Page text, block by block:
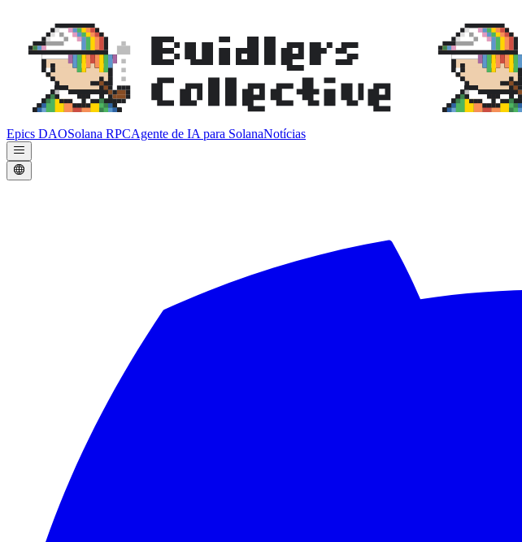
Epics DAOSolana RPCAgente de IA para SolanaNotícias